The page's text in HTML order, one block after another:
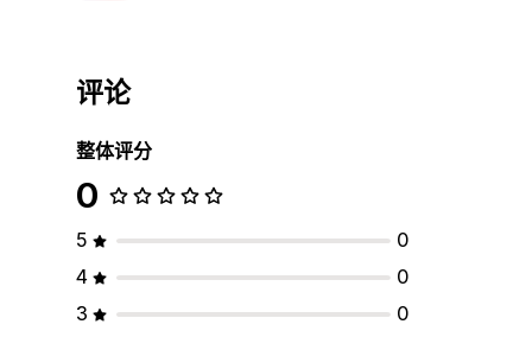
评论
整体评分
0
5
0
4
0
3
0